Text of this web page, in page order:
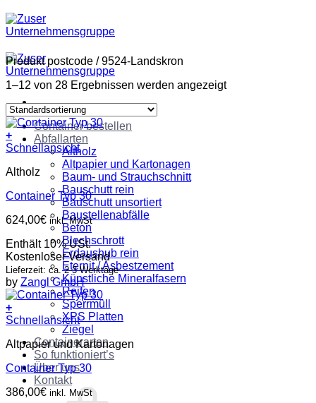
Zum
Inhalt
springen
Container bestellen
Abfallarten
Altholz
Altpapier und Kartonagen
Baum- und Strauchschnitt
Bauschutt rein
Bauschutt unsortiert
Baustellenabfälle
Beton
Blechschrott
Erdaushub rein
Eternit / Asbestzement
Künstliche Mineralfasern
Reifen
Sperrmüll
XPS Platten
Ziegel
Containerarten
So funktioniert’s
Über uns
Kontakt
Produkt postcode /9524-Landskron
1–12 von 28 Ergebnissen werden angezeigt
+
Schnellansicht
Altholz
Container Typ 30
624,00€ inkl. MwSt
Enthält 10% USt.
Kostenloser Versand
Lieferzeit: ca. 2-3 Werktage
by Zangl GmbH
+
Schnellansicht
Altpapier und Kartonagen
Container Typ 30
386,00€ inkl. MwSt